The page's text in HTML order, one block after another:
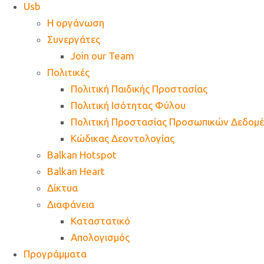
Usb
Η οργάνωση
Συνεργάτες
Join our Team
Πολιτικές
Πολιτική Παιδικής Προστασίας
Πολιτική Ισότητας Φύλου
Πολιτική Προστασίας Προσωπικών
Κώδικας Δεοντολογίας
Balkan Hotspot
Balkan Heart
Δίκτυα
Διαφάνεια
Καταστατικό
Απολογισμός
Προγράμματα